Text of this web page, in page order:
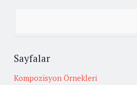
Sayfalar
Kompozisyon Örnekleri